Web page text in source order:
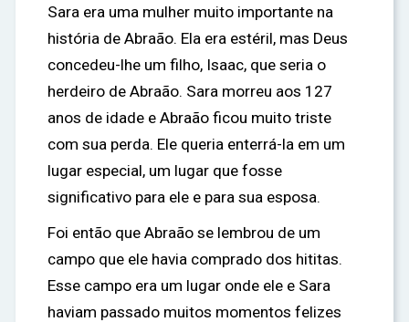
Sara era uma mulher muito importante na
história de Abraão. Ela era estéril, mas Deus
concedeu-lhe um filho, Isaac, que seria o
herdeiro de Abraão. Sara morreu aos 127
anos de idade e Abraão ficou muito triste
com sua perda. Ele queria enterrá-la em um
lugar especial, um lugar que fosse
significativo para ele e para sua esposa.
Foi então que Abraão se lembrou de um
campo que ele havia comprado dos hititas.
Esse campo era um lugar onde ele e Sara
haviam passado muitos momentos felizes